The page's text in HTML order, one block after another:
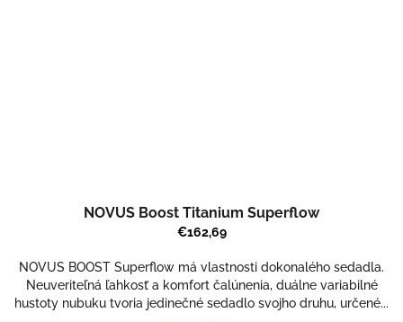
NOVUS Boost Titanium Superflow
€162,69
NOVUS BOOST Superflow má vlastnosti dokonalého sedadla.
Neuveriteľná ľahkosť a komfort čalúnenia, duálne variabilné
hustoty nubuku tvoria jedinečné sedadlo svojho druhu, určené...